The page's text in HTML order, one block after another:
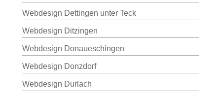
Webdesign Dettingen unter Teck
Webdesign Ditzingen
Webdesign Donaueschingen
Webdesign Donzdorf
Webdesign Durlach